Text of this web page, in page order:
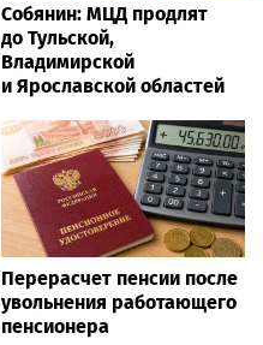
Собянин: МЦД продлят
до Тульской,
Владимирской
и Ярославской областей
Перерасчет пенсии после
увольнения работающего
пенсионера